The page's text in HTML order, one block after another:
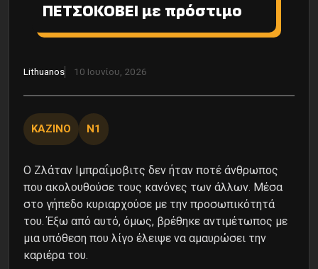
ΠΕΤΣΟΚΟΒΕΙ με πρόστιμο
Lithuanos 10 Ιουνίου, 2026
ΚΑΖΙΝΟ Ν1
Ο Ζλάταν Ιμπραΐμοβιτς δεν ήταν ποτέ άνθρωπος
που ακολουθούσε τους κανόνες των άλλων. Μέσα
στο γήπεδο κυριαρχούσε με την προσωπικότητά
του. Έξω από αυτό, όμως, βρέθηκε αντιμέτωπος με
μια υπόθεση που λίγο έλειψε να αμαυρώσει την
καριέρα του.